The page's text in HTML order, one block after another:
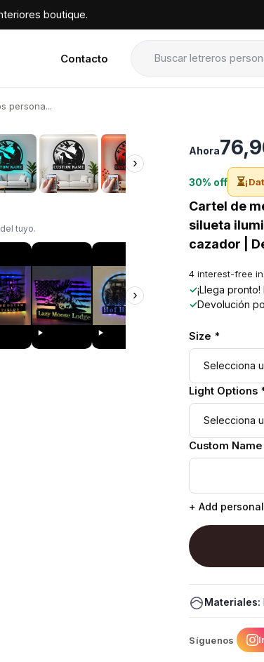
boutique.
Contacto
persona...
›
›
tuyo.
›
Ahora
30% off ⏳
Cartel de
silueta
cazador |
4 interest-free
✓¡Llega
✓Devolución
Size *
Light Options
Custom
+ Add
Materiales:
Síguenos